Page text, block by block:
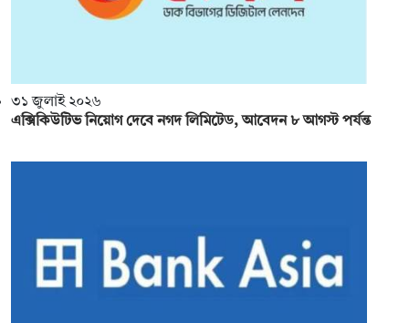
৩১ জুলাই ২০২৬
এক্সিকিউটিভ নিয়োগ দেবে নগদ লিমিটেড, আবেদন ৮ আগস্ট পর্যন্ত